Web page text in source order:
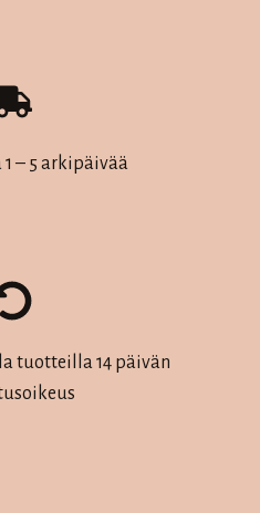
– 5 arkipäivää
tuotteilla 14 päivän